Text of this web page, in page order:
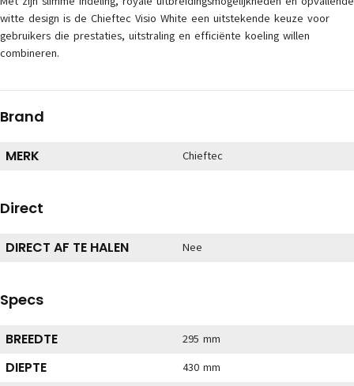
witte design is de Chieftec Visio White een uitstekende keuze voor
gebruikers die prestaties, uitstraling en efficiënte koeling willen
combineren.
Brand
MERK Chieftec
Direct
DIRECT AF TE HALEN Nee
Specs
BREEDTE 295 mm
DIEPTE 430 mm